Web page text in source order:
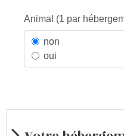
Animal (1 par
non
oui